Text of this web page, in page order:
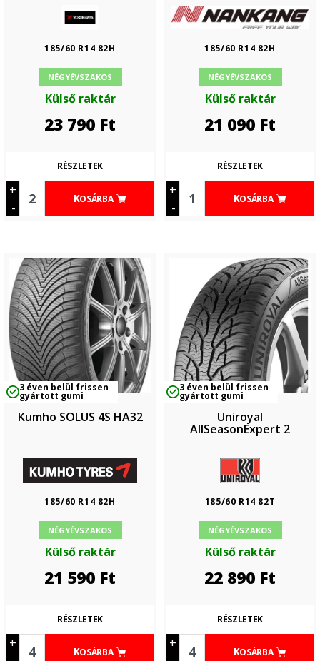
185/60 R14 82H
NÉGYÉVSZAKOS
Külső raktár
23 790 Ft
+
-
KOSÁRBA
RÉSZLETEK
185/60 R14 82H
NÉGYÉVSZAKOS
Külső raktár
21 090 Ft
+
-
KOSÁRBA
RÉSZLETEK
3 éven belül frissen
gyártott gumi
Kumho SOLUS 4S HA32
185/60 R14 82H
NÉGYÉVSZAKOS
Külső raktár
21 590 Ft
+
KOSÁRBA
RÉSZLETEK
3 éven belül frissen
gyártott gumi
Uniroyal
AllSeasonExpert 2
185/60 R14 82T
NÉGYÉVSZAKOS
Külső raktár
22 890 Ft
+
KOSÁRBA
RÉSZLETEK